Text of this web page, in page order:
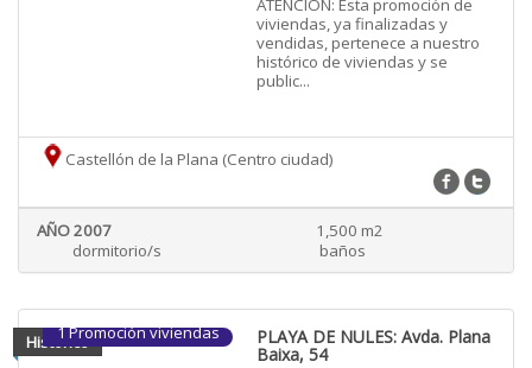
ATENCIÓN: Esta promoción de
viviendas, ya finalizadas y
vendidas, pertenece a nuestro
histórico de viviendas y se
public...
Castellón de la Plana (Centro ciudad)
AÑO 2007
1,500 m2
dormitorio/s
baños
1 Promoción viviendas PLAYA DE NULES: Avda. Plana
Baixa, 54
Historico